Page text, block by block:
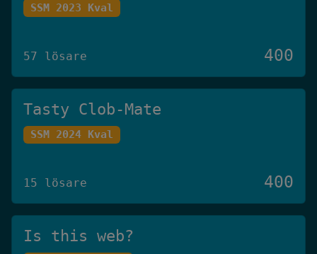
SSM 2023 Kval
57 lösare 400
Tasty Clob-Mate
SSM 2024 Kval
15 lösare 400
Is this web?